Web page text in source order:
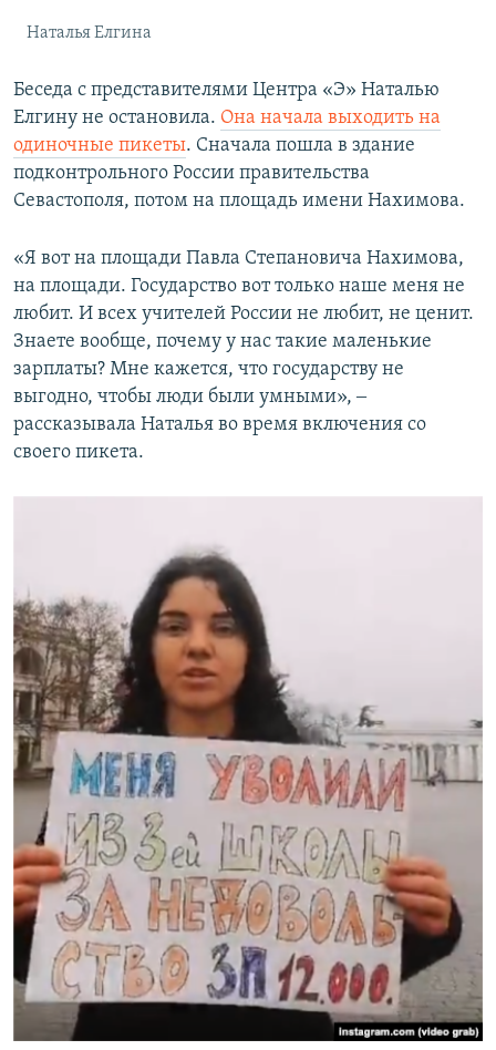
Наталья Елгина
Беседа с представителями Центра «Э» Наталью
Елгину не остановила. Она начала выходить на
одиночные пикеты. Сначала пошла в здание
подконтрольного России правительства
Севастополя, потом на площадь имени Нахимова.
«Я вот на площади Павла Степановича Нахимова,
на площади. Государство вот только наше меня не
любит. И всех учителей России не любит, не ценит.
Знаете вообще, почему у нас такие маленькие
зарплаты? Мне кажется, что государству не
выгодно, чтобы люди были умными», ‒
рассказывала Наталья во время включения со
своего пикета.